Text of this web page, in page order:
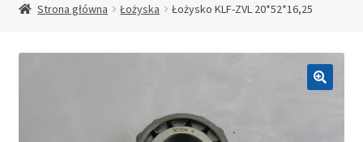
Strona główna Łożyska Łożysko KLF-ZVL 20*52*16,25